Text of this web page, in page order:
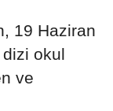
19 Haziran
okul
ve